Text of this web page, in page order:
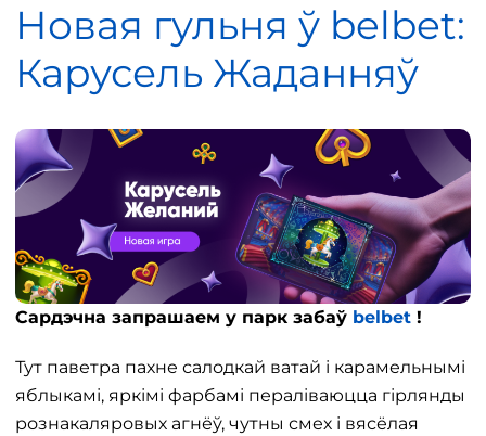
Новая гульня ў belbet:
Карусель Жаданняў
Сардэчна запрашаем у парк забаў belbet !
Тут паветра пахне салодкай ватай і карамельнымі
яблыкамі, яркімі фарбамі пераліваюцца гірлянды
рознакаляровых агнёў, чутны смех і вясёлая